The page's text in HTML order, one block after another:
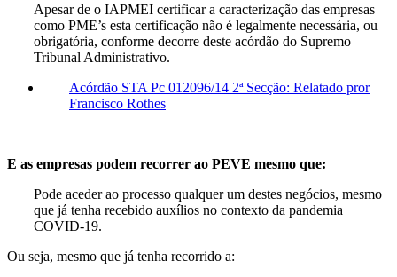
Apesar de o IAPMEI certificar a caracterização das empresas
como PME’s esta certificação não é legalmente necessária, ou
obrigatória, conforme decorre deste acórdão do Supremo
Tribunal Administrativo.
Acórdão STA Pc 012096/14 2ª Secção: Relatado pror
Francisco Rothes
E as empresas podem recorrer ao PEVE mesmo que:
Pode aceder ao processo qualquer um destes negócios, mesmo
que já tenha recebido auxílios no contexto da pandemia
COVID-19.
Ou seja, mesmo que já tenha recorrido a: